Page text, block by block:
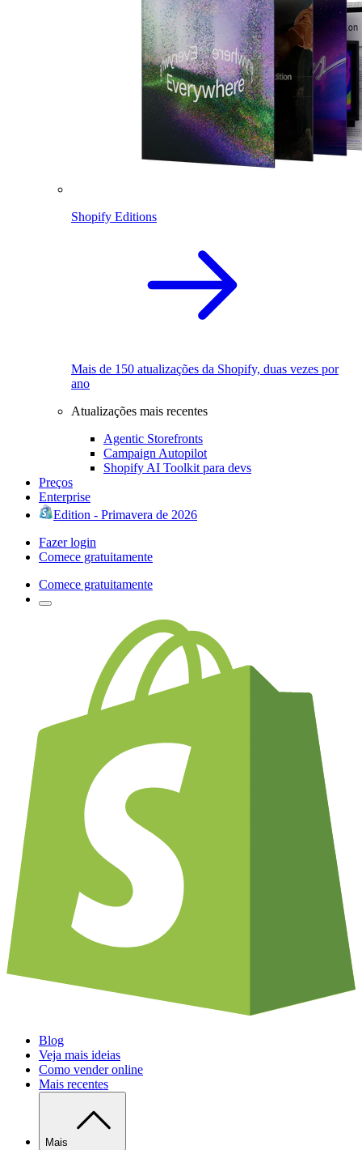
Shopify Editions
Mais de 150 atualizações da Shopify, duas vezes por
ano
Atualizações mais recentes
Agentic Storefronts
Campaign Autopilot
Shopify AI Toolkit para devs
Preços
Enterprise
Edition - Primavera de 2026
Fazer login
Comece gratuitamente
Comece gratuitamente
Blog
Veja mais ideias
Como vender online
Mais recentes
Mais